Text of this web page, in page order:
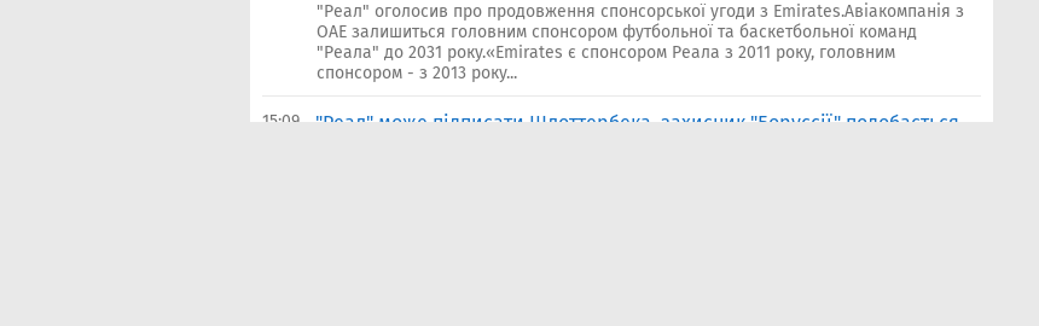
"Реал" оголосив про продовження спонсорської угоди з Emirates.Авіакомпанія з
ОАЕ залишиться головним спонсором футбольної та баскетбольної команд
"Реала" до 2031 року.«Emirates є спонсором Реала з 2011 року, головним
спонсором - з 2013 року...
15:09
"Реал" може підписати Шлоттербека, захисник "Боруссії" подобається